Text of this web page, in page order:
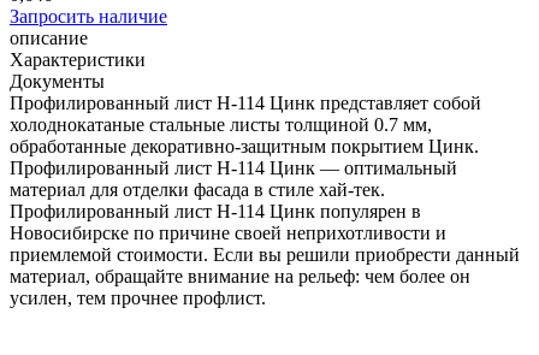
Запросить наличие
описание
Характеристики
Документы
Профилированный лист Н-114 Цинк представляет собой
холоднокатаные стальные листы толщиной 0.7 мм,
обработанные декоративно-защитным покрытием Цинк.
Профилированный лист Н-114 Цинк — оптимальный
материал для отделки фасада в стиле хай-тек.
Профилированный лист Н-114 Цинк популярен в
Новосибирске по причине своей неприхотливости и
приемлемой стоимости. Если вы решили приобрести данный
материал, обращайте внимание на рельеф: чем более он
усилен, тем прочнее профлист.